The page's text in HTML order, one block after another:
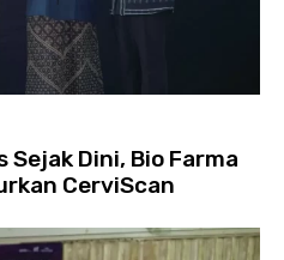
Sejak Dini, Bio Farma
CerviScan